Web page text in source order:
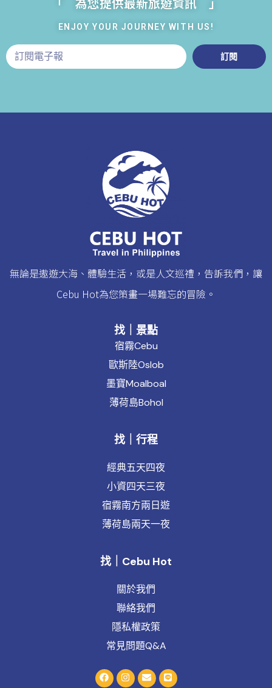
ENJOY YOUR JOURNEY WITH US!
訂閱
無論是遨遊大海、體驗生活，或是人文巡禮，告訴我們，讓
Cebu Hot為您策畫一場難忘的冒險。
找｜景點
宿霧Cebu
歐斯陸Oslob
墨寶Moalboal
薄荷島Bohol
找｜行程
經典五天四夜
小資四天三夜
宿霧南方兩日遊
薄荷島兩天一夜
找｜Cebu Hot
關於我們
聯絡我們
隱私權政策
常見問題Q&A